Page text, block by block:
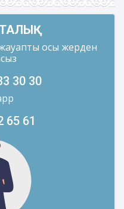
осы жерден
30 30
65 61